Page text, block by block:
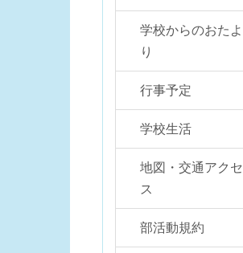
学校からのおたよ
り
行事予定
学校生活
地図・交通アクセ
ス
部活動規約